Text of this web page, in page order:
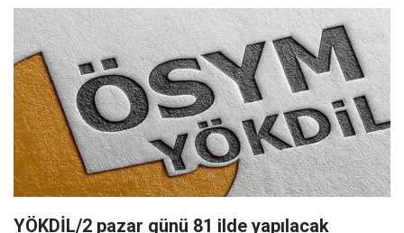
YÖKDİL/2 pazar günü 81 ilde yapılacak